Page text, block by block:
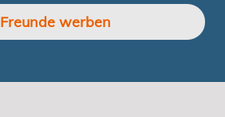
Freunde werben